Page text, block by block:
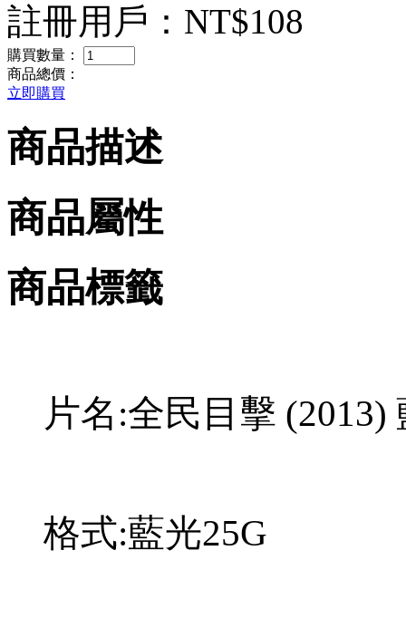
註冊用戶： NT$108
購買數量：
商品總價：
立即購買
商品描述
商品屬性
商品標籤
片名:全民目擊 (2013)
格式:藍光25G